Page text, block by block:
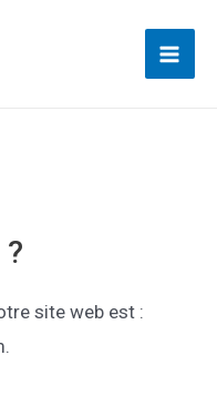
site web est :